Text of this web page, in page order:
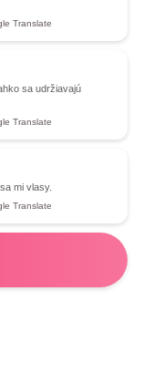
Translate
sa udržiavajú
Translate
mi vlasy.
Translate